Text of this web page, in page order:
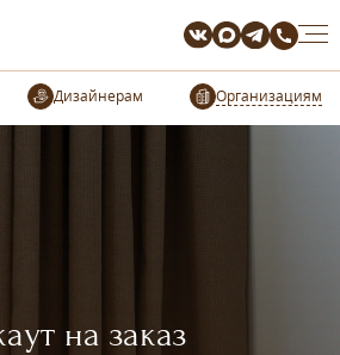
Организациям
на заказ